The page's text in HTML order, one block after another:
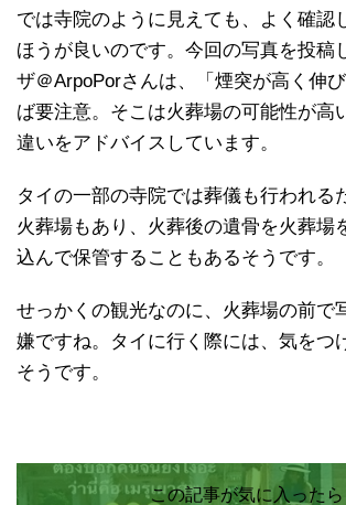
では寺院のように見えても、よく確認
ほうが良いのです。今回の写真を投稿
ザ＠ArpoPorさんは、「煙突が高く伸
ば要注意。そこは火葬場の可能性が高
違いをアドバイスしています。
タイの一部の寺院では葬儀も行われる
火葬場もあり、火葬後の遺骨を火葬場
込んで保管することもあるそうです。
せっかくの観光なのに、火葬場の前で
嫌ですね。タイに行く際には、気をつ
そうです。
この記事が気に入ったら